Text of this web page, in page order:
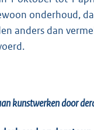
onderhoud,
anders dan
kunstwerken door